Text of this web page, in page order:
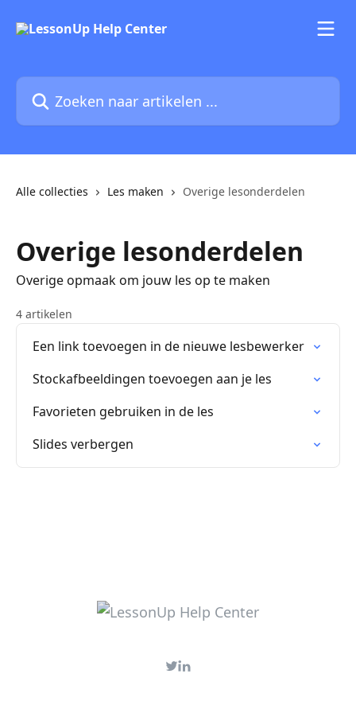
Zoeken naar artikelen ...
Alle collecties Les maken Overige lesonderdelen
Overige lesonderdelen
Overige opmaak om jouw les op te maken
4 artikelen
Een link toevoegen in de nieuwe lesbewerker
Stockafbeeldingen toevoegen aan je les
Favorieten gebruiken in de les
Slides verbergen